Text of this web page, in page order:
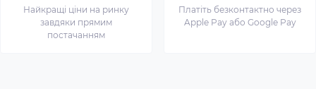
Найкращі ціни на ринку
завдяки прямим
постачанням
Платіть безконтактно через
Apple Pay або Google Pay